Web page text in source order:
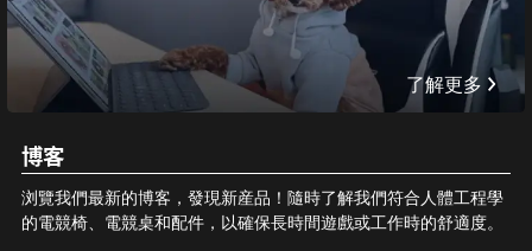
了解更多
博客
浏覽我們最新的博客，發現新産品！隨時了解我們符合人體工程學
的電競椅、電競桌和配件，以確保長時間遊戲或工作時的舒適度。